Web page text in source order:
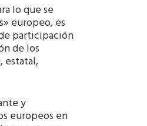
lo que se
europeo, es
participación
de los
estatal,
y
europeos en